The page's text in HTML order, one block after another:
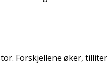
Forskjellene øker,